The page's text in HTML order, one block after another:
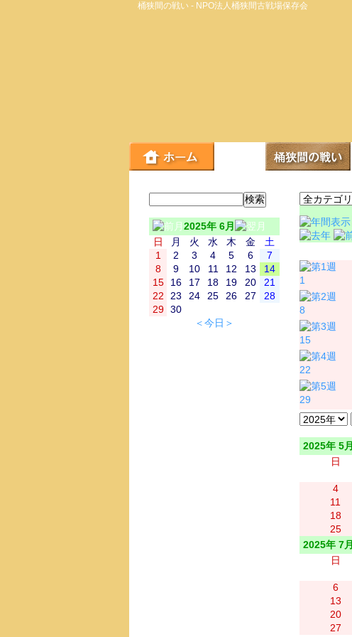
桶狭間の戦い - NPO法人桶狭間古戦場保存会
2025年 6月
日
月 火 水 木 金
土
1
2 3 4 5 6
7
8
9 10 11 12 13
14
15
16 17 18 19 20
21
22
23 24 25 26 27
28
29
30
＜今日＞
1
8
15
22
29
2025年 5月
日
4
11
18
25
2025年 7月
日
6
13
20
27